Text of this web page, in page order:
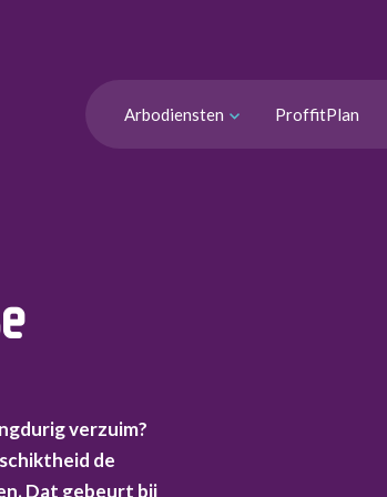
Arbodiensten ProffitPlan
verzuim?
de
Dat gebeurt bij